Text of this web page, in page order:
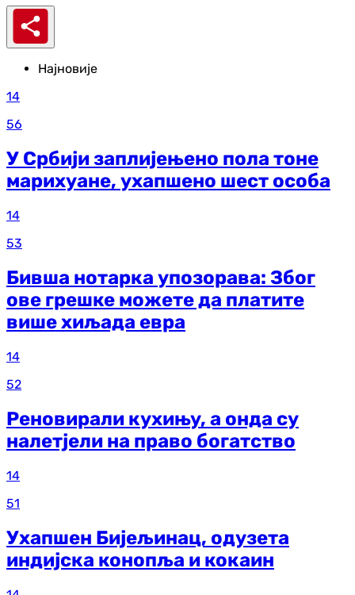
Најновије
14
56
У Србији заплијењено пола тоне
марихуане, ухапшено шест особа
14
53
Бивша нотарка упозорава: Због
ове грешке можете да платите
више хиљада евра
14
52
Реновирали кухињу, а онда су
налетјели на право богатство
14
51
Ухапшен Бијељинац, одузета
индијска конопља и кокаин